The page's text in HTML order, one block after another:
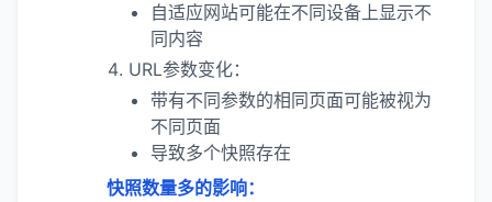
自适应网站可能在不同设备上显示不
同内容
URL参数变化：
带有不同参数的相同页面可能被视为
不同页面
导致多个快照存在
快照数量多的影响：